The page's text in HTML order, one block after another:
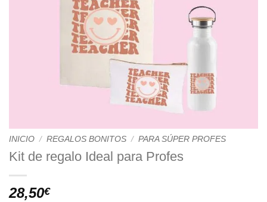
INICIO / REGALOS BONITOS / PARA SÚPER PROFES
Kit de regalo Ideal para Profes
28,50€